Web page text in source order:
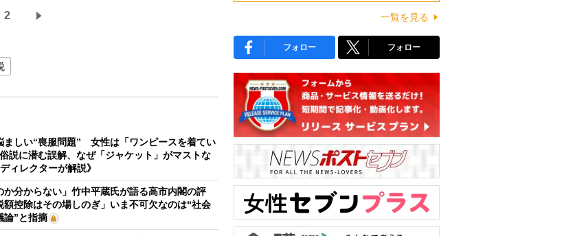
2
ましい“喪服問題” 女性は「ワンピースを着てい
説に潜む誤解、なぜ「ジャケット」がマストな
ィレクターが解説》
か分からない」竹中平蔵氏が語る高市内閣の評
控除はその場しのぎ」いま不可欠なのは“社会
論”と指摘
一覧を見る
フォロー フォロー